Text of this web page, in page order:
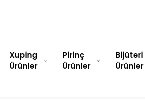
Xuping
Ürünler
Pirinç
Ürünler
Bijüteri
Ürünler